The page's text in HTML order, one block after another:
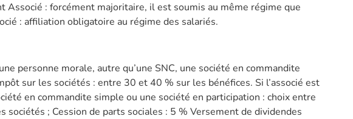
Associé : forcément majoritaire, il est soumis au même régime que
: affiliation obligatoire au régime des salariés.
personne morale, autre qu’une SNC, une société en commandite
sur les sociétés : entre 30 et 40 % sur les bénéfices. Si l’associé est
en commandite simple ou une société en participation : choix entre
; Cession de parts sociales : 5 % Versement de dividendes